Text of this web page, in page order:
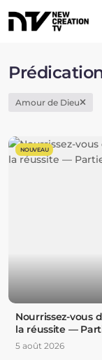
Amour de Dieu
NOUVEAU
Nourrissez-vous
la réussite —
5 août 2026